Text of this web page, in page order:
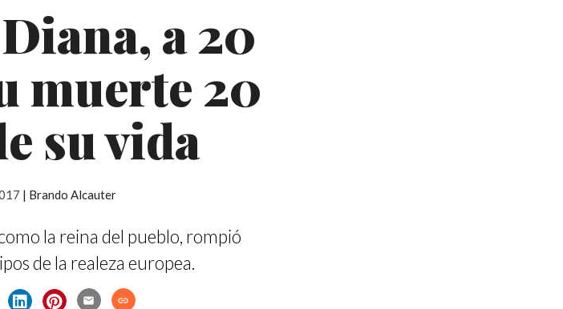
a 20
muerte 20
su vida
| Brando Alcauter
la reina del pueblo, rompió
de la realeza europea.
email link